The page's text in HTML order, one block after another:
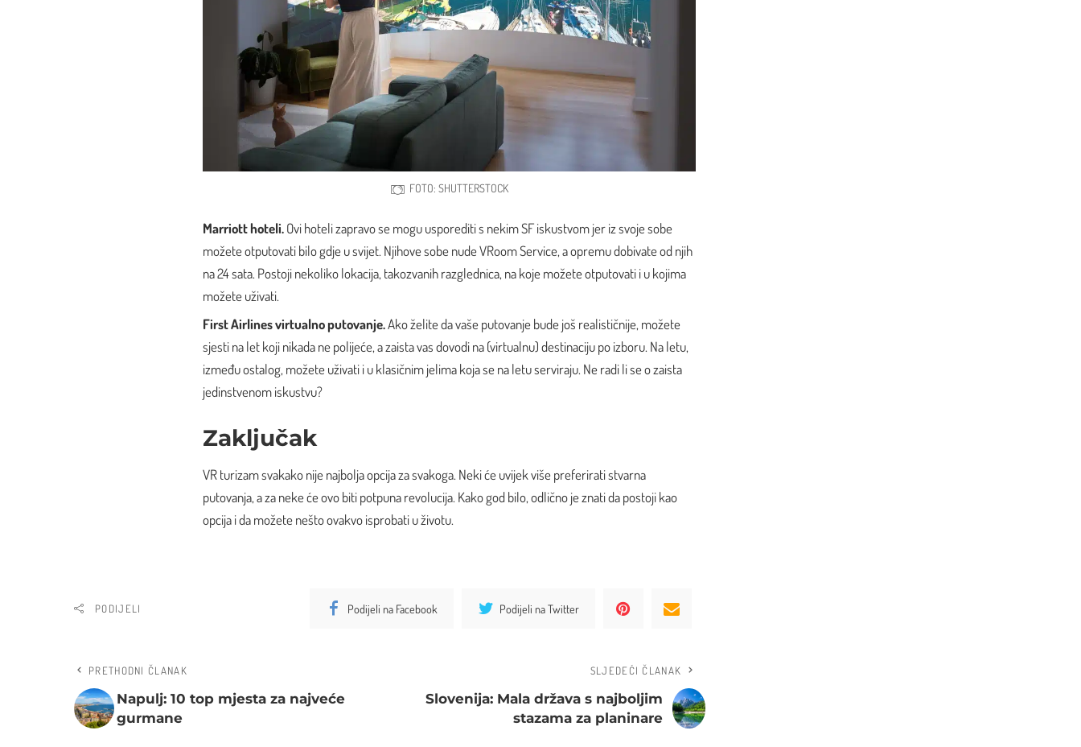
FOTO: SHUTTERSTOCK
Marriott hoteli.Ovi hoteli zapravo se mogu usporediti s nekim SF iskustvom jer iz svoje sobe
možete otputovati bilo gdje u svijet. Njihove sobe nude VRoom Service, a opremu dobivate od njih
na 24 sata. Postoji nekoliko lokacija, takozvanihrazglednica, na koje možete otputovati i u kojima
možete uživati.
First Airlines virtualno putovanje.Ako želite da vaše putovanje bude još realističnije, možete
sjesti na let koji nikada ne polijeće, a zaista vas dovodi na (virtualnu) destinaciju po izboru. Na letu,
između ostalog, možete uživati i u klasičnim jelima koja se na letu serviraju. Ne radi li se o zaista
jedinstvenom iskustvu?
Zaključak
VR turizam svakako nije najbolja opcija za svakoga. Neki će uvijek više preferirati stvarna
putovanja, a za neke će ovo biti potpuna revolucija. Kako god bilo, odlično je znati da postoji kao
opcija i da možete nešto ovakvo isprobati u životu.
PODIJELI Podijeli na Facebook Podijeli na Twitter
PRETHODNI ČLANAK
Napulj: 10 top mjesta za najveće
gurmane
SLJEDEĆI ČLANAK
Slovenija: Mala država s najboljim
stazama za planinare